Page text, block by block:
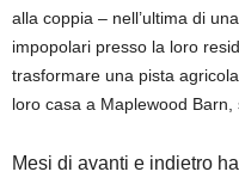
alla coppia – nell’ultima di
impopolari presso la loro
trasformare una pista
loro casa a Maplewood Barn,
Mesi di avanti e indietro